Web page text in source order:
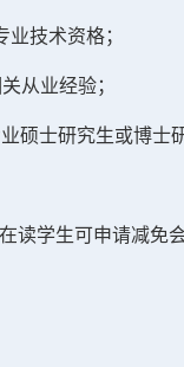
技术资格；
从业经验；
硕士研究生或博士
学生可申请减免